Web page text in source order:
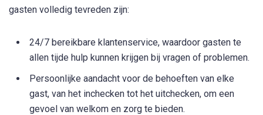
gasten volledig tevreden zijn:
24/7 bereikbare klantenservice, waardoor gasten te
allen tijde hulp kunnen krijgen bij vragen of problemen.
Persoonlijke aandacht voor de behoeften van elke
gast, van het inchecken tot het uitchecken, om een
gevoel van welkom en zorg te bieden.